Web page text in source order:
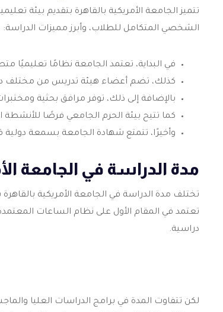
تتميز الجامعة الأمريكية بالقاهرة بتقديم بيئة
الشخصي المتكامل للطلاب، وأبرز مميزات الدراسة:
في البداية، تعتمد الجامعة نظامًا تعليميًا
كذلك، تضم أعضاء هيئة تدريس من مختلف
بالإضافة إلى ذلك، توفر مرافق بحثية
كما تتيح بيئة الحرم الجامعي فرصًا للأنشطة
وأخيرًا، تتمتع شهادة الجامعة بسمعة دولية
مدة الدراسة في الجامعة
تختلف مدة الدراسة في الجامعة الأمريكية
تعتمد في المقام الأول على نظام الساعات
دراسية.
لكن تتفاوت المدة في برامج الدراسات العليا